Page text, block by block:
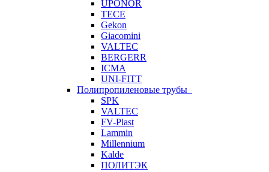
UPONOR
TECE
Gekon
Giacomini
VALTEC
BERGERR
ICMA
UNI-FITT
Полипропиленовые трубы
SPK
VALTEC
FV-Plast
Lammin
Millennium
Kalde
ПОЛИТЭК